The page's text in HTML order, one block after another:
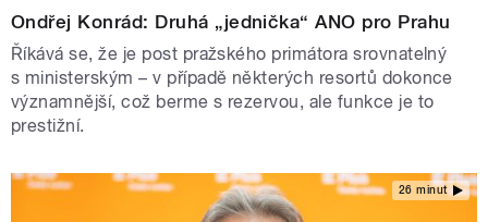
Ondřej Konrád: Druhá „jednička“ ANO pro Prahu
Říkává se, že je post pražského primátora srovnatelný
s ministerským – v případě některých resortů dokonce
významnější, což berme s rezervou, ale funkce je to
prestižní.
26 minut